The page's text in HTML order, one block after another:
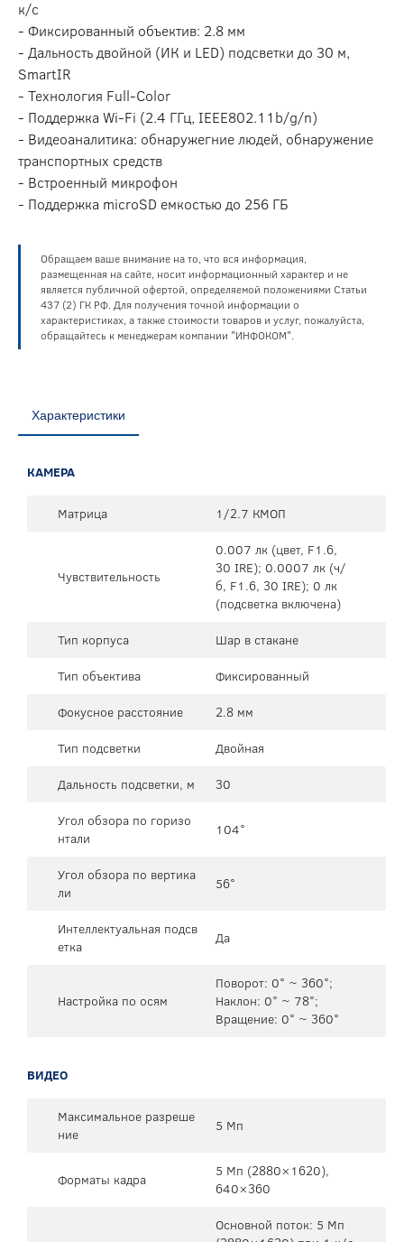
к/с
- Фиксированный объектив: 2.8 мм
- Дальность двойной (ИК и LED) подсветки до 30 м,
SmartIR
- Технология Full-Color
- Поддержка Wi-Fi (2.4 ГГц, IEEE802.11b/g/n)
- Видеоаналитика: обнаружегние людей, обнаружение
транспортных средств
- Встроенный микрофон
- Поддержка microSD емкостью до 256 ГБ
Обращаем ваше внимание на то, что вся информация,
размещенная на сайте, носит информационный характер и не
является публичной офертой, определяемой положениями Статьи
437 (2) ГК РФ. Для получения точной информации о
характеристиках, а также стоимости товаров и услуг, пожалуйста,
обращайтесь к менеджерам компании "ИНФОКОМ".
Характеристики
КАМЕРА
Матрица 1/2.7 КМОП
Чувствительность
0.007 лк (цвет, F1.6,
30 IRE); 0.0007 лк (ч/
б, F1.6, 30 IRE); 0 лк
(подсветка включена)
Тип корпуса
Шар в стакане
Тип объектива
Фиксированный
Фокусное расстояние
2.8 мм
Тип подсветки
Двойная
Дальность подсветки, м
30
Угол обзора по горизо
нтали
104°
Угол обзора по вертика
ли
56°
Интеллектуальная подсв
етка
Да
Настройка по осям
Поворот: 0° ~ 360°;
Наклон: 0° ~ 78°;
Вращение: 0° ~ 360°
ВИДЕО
Максимальное разреше
ние
5 Мп
Форматы кадра
5 Мп (2880×1620),
640×360
Основной поток: 5 Мп